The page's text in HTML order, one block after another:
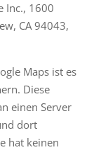
Inc., 1600
CA 94043,
Maps ist es
Diese
einen Server
dort
hat keinen